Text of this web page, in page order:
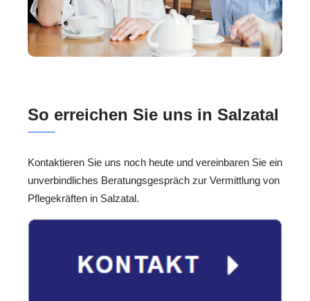
So erreichen Sie uns in Salzatal
Kontaktieren Sie uns noch heute und vereinbaren Sie ein
unverbindliches Beratungsgespräch zur Vermittlung von
Pflegekräften in Salzatal.